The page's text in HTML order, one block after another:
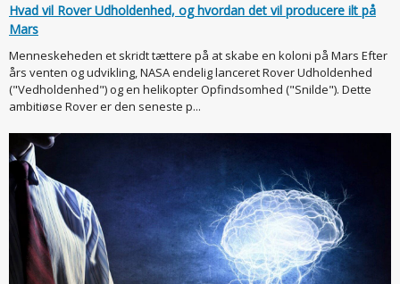
Hvad vil Rover Udholdenhed, og hvordan det vil producere ilt på
Mars
Menneskeheden et skridt tættere på at skabe en koloni på Mars Efter
års venten og udvikling, NASA endelig lanceret Rover Udholdenhed
("Vedholdenhed") og en helikopter Opfindsomhed ("Snilde"). Dette
ambitiøse Rover er den seneste p...